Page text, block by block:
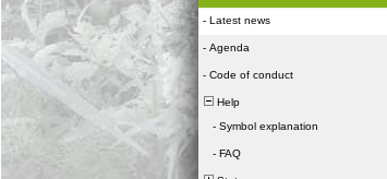
- Latest news
- Agenda
- Code of conduct
Help
- Symbol explanation
- FAQ